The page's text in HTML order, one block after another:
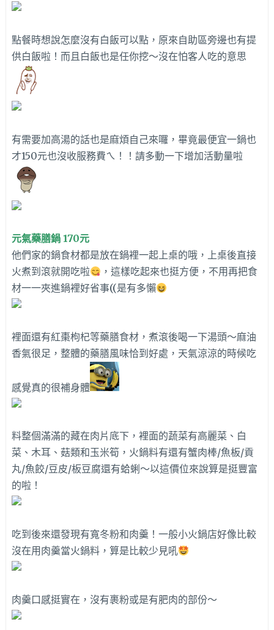
點餐時想說怎麼沒有白飯可以點，原來自助區旁邊也有提
供白飯啦！而且白飯也是任你挖～沒在怕客人吃的意思
有需要加高湯的話也是麻煩自己來囉，畢竟最便宜一鍋也
才150元也沒收服務費ㄟ！！請多動一下增加活動量啦
元氣藥膳鍋 170元
他們家的鍋食材都是放在鍋裡一起上桌的哦，上桌後直接
火煮到滾就開吃啦
，這樣吃起來也挺方便，不用再把食
材一一夾進鍋裡好省事((是有多懶
裡面還有紅棗枸杞等藥膳食材，煮滾後喝一下湯頭～麻油
香氣很足，整體的藥膳風味恰到好處，天氣涼涼的時候吃
感覺真的很補身體
料整個滿滿的藏在肉片底下，裡面的蔬菜有高麗菜、白
菜、木耳、菇類和玉米筍，火鍋料有還有蟹肉棒/魚板/貢
丸/魚餃/豆皮/板豆腐還有蛤蜊～以這價位來說算是挺豐富
的啦！
吃到後來還發現有寬冬粉和肉羹！一般小火鍋店好像比較
沒在用肉羹當火鍋料，算是比較少見吼
肉羹口感挺實在，沒有裹粉或是有肥肉的部份～